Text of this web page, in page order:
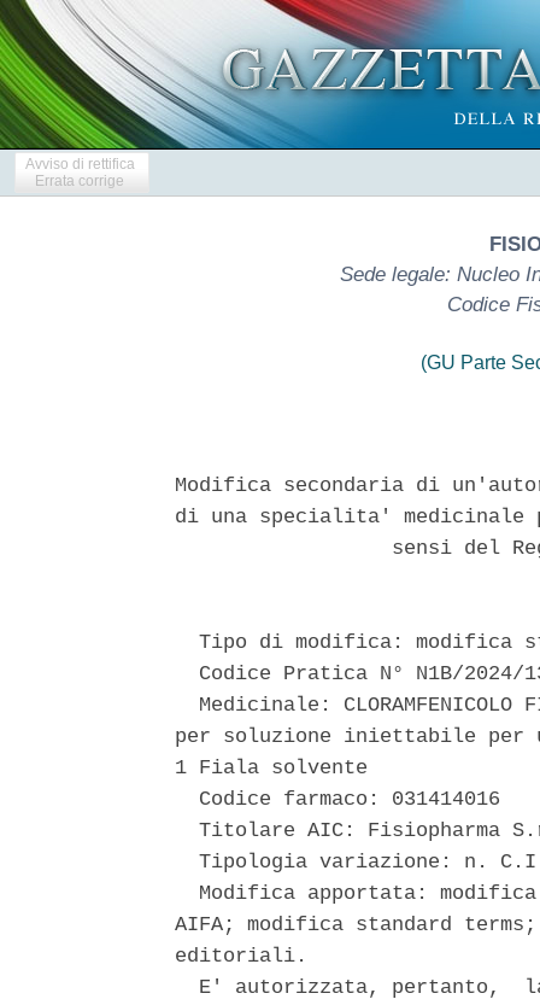
Avviso di rettifica
Errata corrige
Sede legale: Nucleo
Codice
(GU Parte
Modifica secondaria di
di una specialita' medicinale
sensi del
Tipo di modifica: modifica
Codice Pratica N° N1B/2024/
Medicinale: CLORAMFENICOLO
per soluzione iniettabile per
1 Fiala solvente
  Codice farmaco: 031414016
Titolare AIC: Fisiopharma
Tipologia variazione: n.
Modifica apportata:
AIFA; modifica standard terms;
editoriali.
E' autorizzata, pertanto,